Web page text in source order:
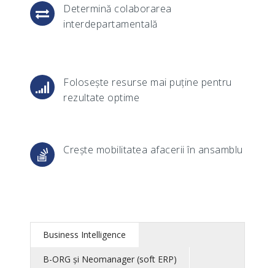
Determină colaborarea
interdepartamentală
Folosește resurse mai puține pentru
rezultate optime
Crește mobilitatea afacerii în ansamblu
Business Intelligence
B-ORG și Neomanager (soft ERP)